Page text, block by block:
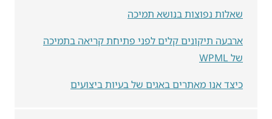
שאלות נפוצות בנושא תמיכה
ארבעה תיקונים קלים לפני פתיחת קריאה בתמיכה
של WPML
כיצד אנו מאתרים באגים של בעיות ביצועים